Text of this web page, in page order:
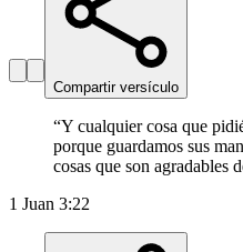
Compartir versículo
“Y cualquier cosa que
porque guardamos sus
cosas que son agradables
1 Juan 3:22